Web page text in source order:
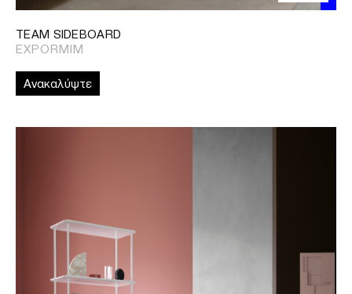
TEAM SIDEBOARD
EXPORMIM
Ανακαλύψτε